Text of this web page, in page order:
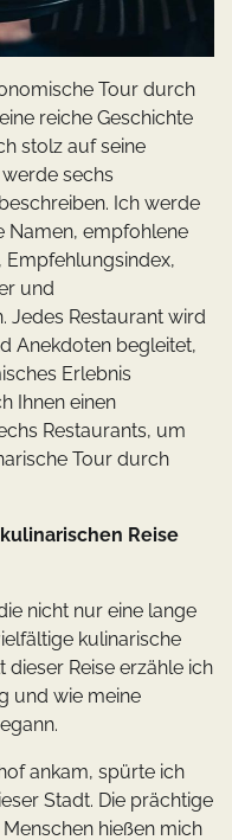
Tour durch
reiche Geschichte
stolz auf seine
sechs
Ich werde
Namen, empfohlene
Empfehlungsindex,
und
Jedes Restaurant wird
Anekdoten begleitet,
Erlebnis
Ihnen einen
Restaurants, um
Tour durch
Reise
nicht nur eine lange
kulinarische
Reise erzähle ich
und wie meine
ankam, spürte ich
Stadt. Die prächtige
hießen mich